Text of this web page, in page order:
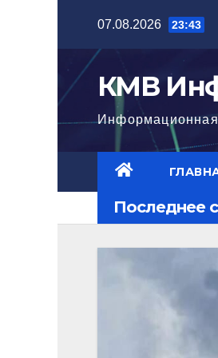
содержимому
07.08.2026 23:43
КМВ
Информационная
Последнее
Ближний Восток